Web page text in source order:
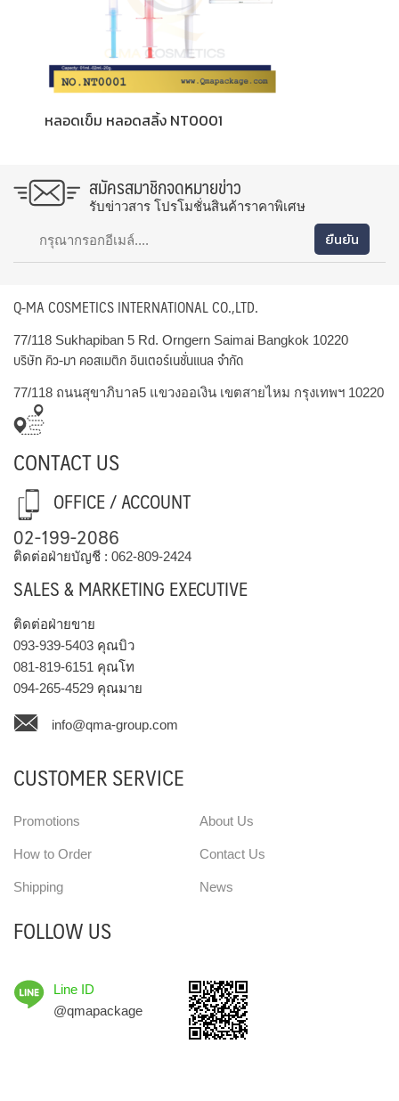
หลอดเข็ม หลอดสลิ้ง NT0001
สมัครสมาชิกจดหมายข่าว
รับข่าวสาร โปรโมชั่นสินค้าราคาพิเศษ
Q-MA COSMETICS INTERNATIONAL CO.,LTD.
77/118 Sukhapiban 5 Rd. Orngern Saimai Bangkok 10220
บริษัท คิว-มา คอสเมติก อินเตอร์เนชั่นแนล จำกัด
77/118 ถนนสุขาภิบาล5 แขวงออเงิน เขตสายไหม กรุงเทพฯ 10220
CONTACT US
OFFICE / ACCOUNT
02-199-2086
ติดต่อฝ่ายบัญชี : 062-809-2424
SALES & MARKETING EXECUTIVE
ติดต่อฝ่ายขาย
093-939-5403 คุณบิว
081-819-6151 คุณโท
094-265-4529 คุณมาย
info@qma-group.com
CUSTOMER SERVICE
Promotions
How to Order
Shipping
About Us
Contact Us
News
FOLLOW US
Line ID
@qmapackage